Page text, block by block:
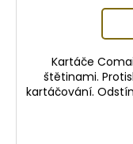
Kartáče
štětinami.
kartáčování.